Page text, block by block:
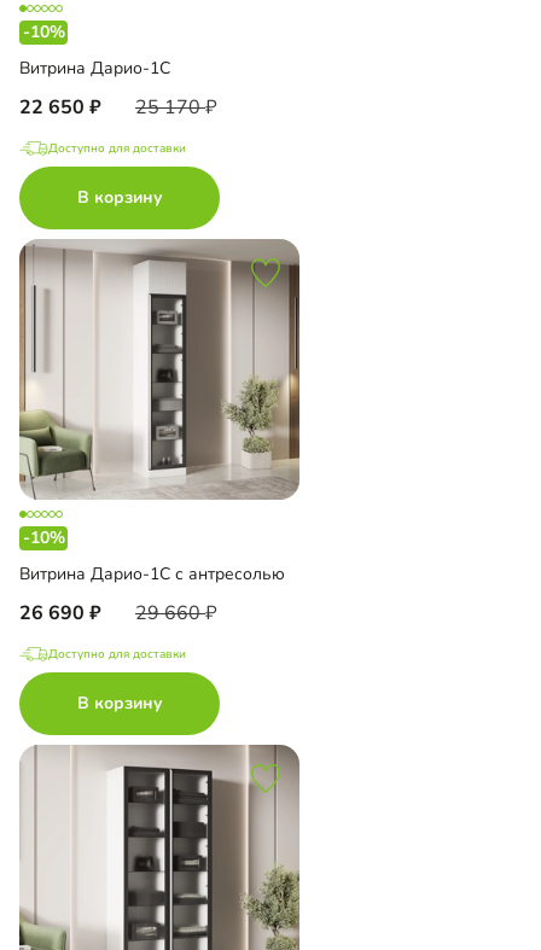
-10%
Витрина Дарио-1С
22 650 25 170
Доступно для доставки
В корзину
-10%
Витрина Дарио-1С с антресолью
26 690 29 660
Доступно для доставки
В корзину